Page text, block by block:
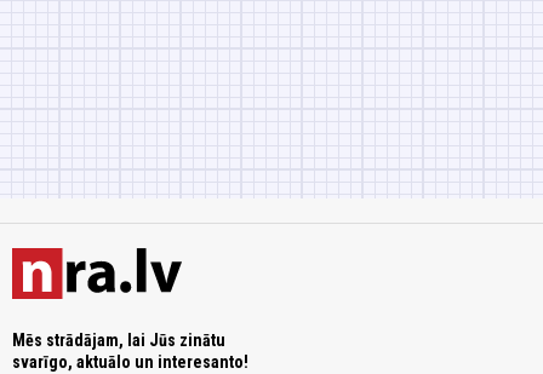
Mēs strādājam, lai Jūs zinātu
svarīgo, aktuālo un interesanto!